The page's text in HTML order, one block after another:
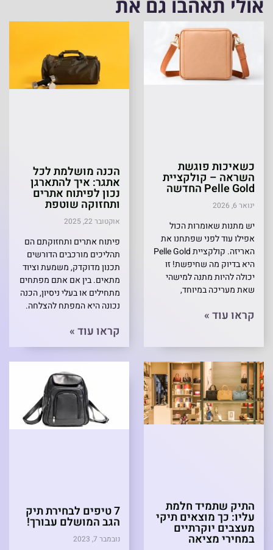
אולי תאהבו גם את
כשאיכות פוגשת
השראה – קולקציית
Pelle Gold החדשה
ינואר 6, 2026
יש מתנות שאומרות הכול
אפילו עוד לפני שפתחנו את
האריזה. קולקציית Pelle Gold
היא בדיוק מה שחיפשת! זו
יכולה להיות מתנה למישהי
שאת מעריכה במיוחד,
קראו עוד »
הכנה מושלמת לכל
אתגר: איך להתארגן
נכון לפיתוח אתרים
ותחזוקה שוטפת
אוקטובר 22, 2025
פיתוח אתרים ותחזוקתם הם
תהליכים מורכבים הדורשים
תכנון מדוקדק, משמעת וציוד
מתאים. בין אם אתם מפתחים
מתחילים או בעלי ניסיון, הכנה
נכונה היא המפתח להצלחה.
קראו עוד »
התיק שתמיד חלמת
עליו: כך מוצאים תיקי
מעצבים יוקרתיים
במחירי מציאה
7 טיפים לבחירת תיק
הגב המושלם עבורך!
נובמבר 7, 2023